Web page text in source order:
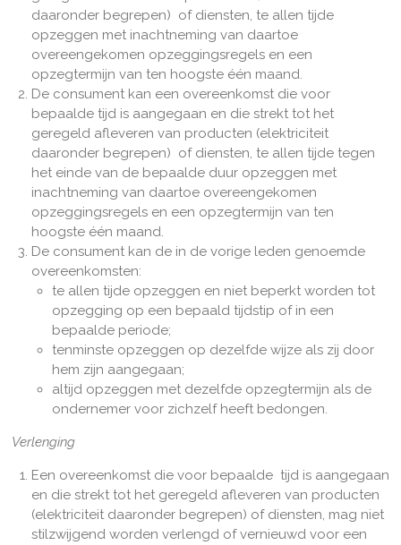
daaronder begrepen) of diensten, te allen tijde
opzeggen met inachtneming van daartoe
overeengekomen opzeggingsregels en een
opzegtermijn van ten hoogste één maand.
De consument kan een overeenkomst die voor
bepaalde tijd is aangegaan en die strekt tot het
geregeld afleveren van producten (elektriciteit
daaronder begrepen) of diensten, te allen tijde tegen
het einde van de bepaalde duur opzeggen met
inachtneming van daartoe overeengekomen
opzeggingsregels en een opzegtermijn van ten
hoogste één maand.
De consument kan de in de vorige leden genoemde
overeenkomsten:
te allen tijde opzeggen en niet beperkt worden tot
opzegging op een bepaald tijdstip of in een
bepaalde periode;
tenminste opzeggen op dezelfde wijze als zij door
hem zijn aangegaan;
altijd opzeggen met dezelfde opzegtermijn als de
ondernemer voor zichzelf heeft bedongen.
Verlenging
Een overeenkomst die voor bepaalde tijd is aangegaan
en die strekt tot het geregeld afleveren van producten
(elektriciteit daaronder begrepen) of diensten, mag niet
stilzwijgend worden verlengd of vernieuwd voor een